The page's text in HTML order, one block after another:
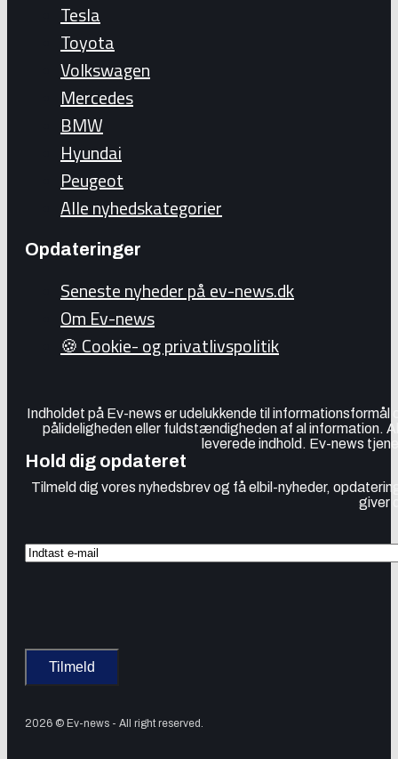
Tesla
Toyota
Volkswagen
Mercedes
BMW
Hyundai
Peugeot
Alle nyhedskategorier
Opdateringer
Seneste nyheder på ev-news.dk
Om Ev-news
🍪 Cookie- og privatlivspolitik
Indholdet på Ev-news er udelukkende til
pålideligheden eller fuldstændigheden af al information.
leverede indhold. Ev-news
Hold dig opdateret
Tilmeld dig vores nyhedsbrev og få elbil-nyheder,
giver
2026 © Ev-news - All right reserved.